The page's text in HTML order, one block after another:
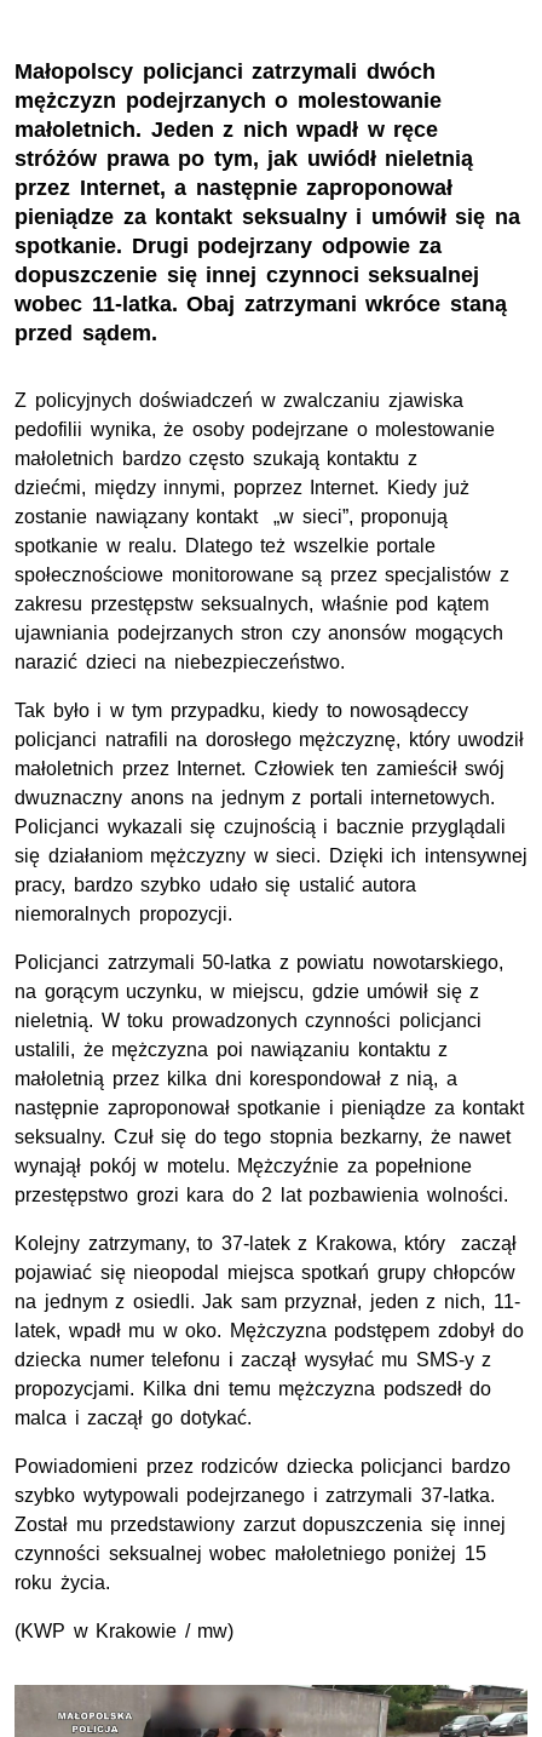
Małopolscy policjanci zatrzymali dwóch
mężczyzn podejrzanych o molestowanie
małoletnich. Jeden z nich wpadł w ręce
stróżów prawa po tym, jak uwiódł nieletnią
przez Internet, a następnie zaproponował
pieniądze za kontakt seksualny i umówił się na
spotkanie. Drugi podejrzany odpowie za
dopuszczenie się innej czynnoci seksualnej
wobec 11-latka. Obaj zatrzymani wkróce staną
przed sądem.
Z policyjnych doświadczeń w zwalczaniu zjawiska
pedofilii wynika, że osoby podejrzane o molestowanie
małoletnich bardzo często szukają kontaktu z
dziećmi, między innymi, poprzez Internet. Kiedy już
zostanie nawiązany kontakt „w sieci”, proponują
spotkanie w realu. Dlatego też wszelkie portale
społecznościowe monitorowane są przez specjalistów z
zakresu przestępstw seksualnych, właśnie pod kątem
ujawniania podejrzanych stron czy anonsów mogących
narazić dzieci na niebezpieczeństwo.
Tak było i w tym przypadku, kiedy to nowosądeccy
policjanci natrafili na dorosłego mężczyznę, który uwodził
małoletnich przez Internet. Człowiek ten zamieścił swój
dwuznaczny anons na jednym z portali internetowych.
Policjanci wykazali się czujnością i bacznie przyglądali
się działaniom mężczyzny w sieci. Dzięki ich intensywnej
pracy, bardzo szybko udało się ustalić autora
niemoralnych propozycji.
Policjanci zatrzymali 50-latka z powiatu nowotarskiego,
na gorącym uczynku, w miejscu, gdzie umówił się z
nieletnią. W toku prowadzonych czynności policjanci
ustalili, że mężczyzna poi nawiązaniu kontaktu z
małoletnią przez kilka dni korespondował z nią, a
następnie zaproponował spotkanie i pieniądze za kontakt
seksualny. Czuł się do tego stopnia bezkarny, że nawet
wynajął pokój w motelu. Mężczyźnie za popełnione
przestępstwo grozi kara do 2 lat pozbawienia wolności.
Kolejny zatrzymany, to 37-latek z Krakowa, który zaczął
pojawiać się nieopodal miejsca spotkań grupy chłopców
na jednym z osiedli. Jak sam przyznał, jeden z nich, 11-
latek, wpadł mu w oko. Mężczyzna podstępem zdobył do
dziecka numer telefonu i zaczął wysyłać mu SMS-y z
propozycjami. Kilka dni temu mężczyzna podszedł do
malca i zaczął go dotykać.
Powiadomieni przez rodziców dziecka policjanci bardzo
szybko wytypowali podejrzanego i zatrzymali 37-latka.
Został mu przedstawiony zarzut dopuszczenia się innej
czynności seksualnej wobec małoletniego poniżej 15
roku życia.
(KWP w Krakowie / mw)